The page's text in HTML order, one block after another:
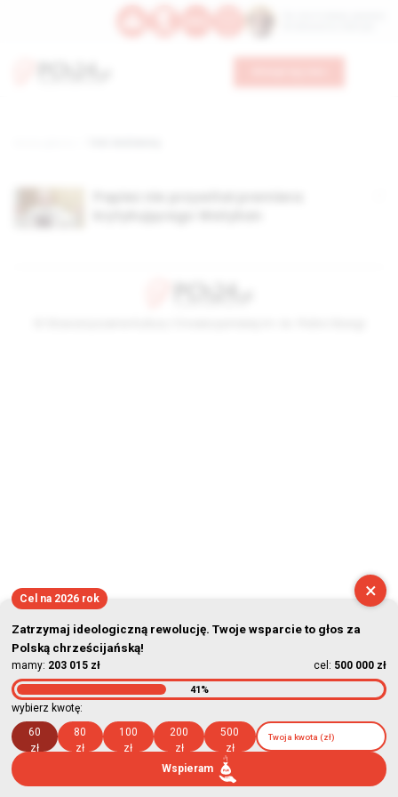
×
Cel na 2026 rok
Zatrzymaj ideologiczną rewolucję. Twoje wsparcie to głos za
Polską chrześcijańską!
mamy: 203 015 zł cel: 500 000 zł
41%
wybierz kwotę:
60
zł
80
zł
100
zł
200
zł
500
zł
Wspieram